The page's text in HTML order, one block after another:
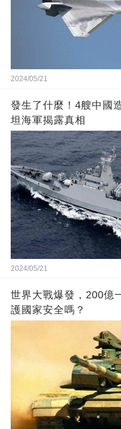
2024/05/21
發生了什麼！4艘中國
坦海軍揭露真相
2024/05/21
世界大戰爆發，200億
護國家安全嗎？